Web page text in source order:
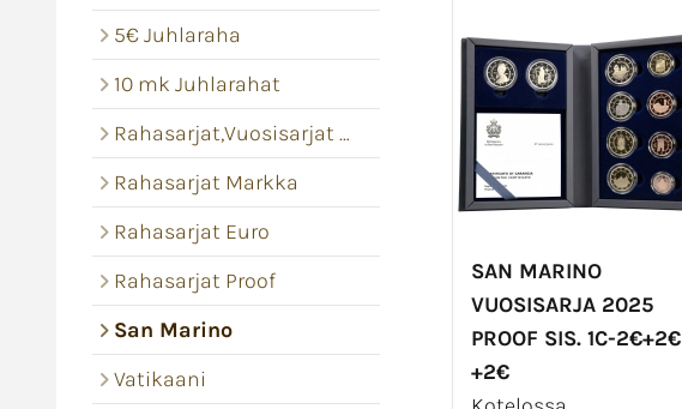
5€ Juhlaraha
10 mk Juhlarahat
Rahasarjat,Vuosisarjat Bu
Rahasarjat Markka
Rahasarjat Euro
Rahasarjat Proof
San Marino
Vatikaani
SAN MARINO
VUOSISARJA 2025
PROOF SIS. 1C-2€+2€
+2€